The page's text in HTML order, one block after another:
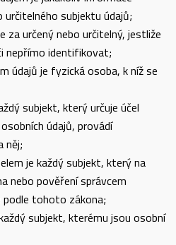
určitelného subjektu údajů;
za určený nebo určitelný, jestliže
nepřímo identifikovat;
údajů je fyzická osoba, k níž se
subjekt, který určuje účel
údajů, provádí
něj;
je každý subjekt, který na
nebo pověření správcem
podle tohoto zákona;
subjekt, kterému jsou osobní